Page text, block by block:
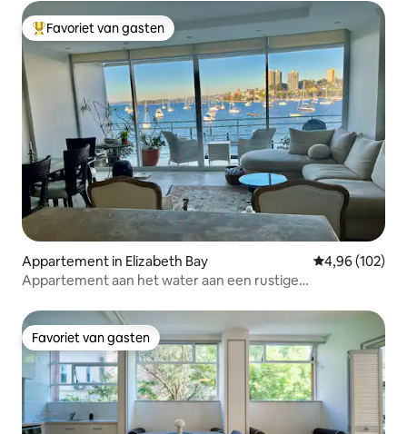
Topfavoriet van gasten
Favoriet van gasten
Appartement in Elizabeth Bay Gemiddelde
4,96 (102)
Appartement aan het water aan een rustige
Favoriet van gasten
Favoriet van gasten